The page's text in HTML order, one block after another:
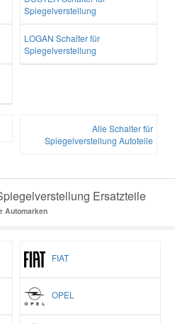
Spiegelverstellung
LOGAN Schalter für
Spiegelverstellung
Alle Schalter für
Spiegelverstellung Autoteile
Ersatzteile
Automarken
FIAT
OPEL